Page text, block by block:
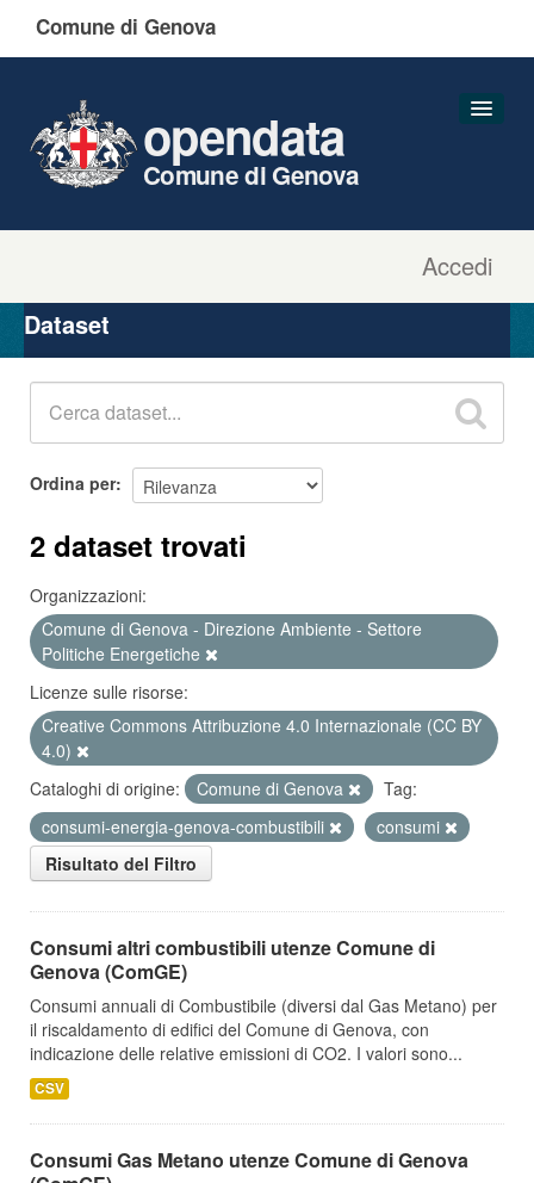
Comune di Genova
Accedi
opendata
Comune di Genova
Organizzazioni
Gruppi
Dataset
Ordina per
2 dataset trovati
Organizzazioni:
Comune di Genova - Direzione Ambiente - Settore
Politiche Energetiche
Licenze sulle risorse:
Creative Commons Attribuzione 4.0 Internazionale (CC BY
4.0)
Cataloghi di origine:
Comune di Genova
Tag:
consumi-energia-genova-combustibili
consumi
Risultato del Filtro
Consumi altri combustibili utenze Comune di
Genova (ComGE)
Consumi annuali di Combustibile (diversi dal Gas Metano) per
il riscaldamento di edifici del Comune di Genova, con
indicazione delle relative emissioni di CO2. I valori sono...
CSV
Consumi Gas Metano utenze Comune di Genova